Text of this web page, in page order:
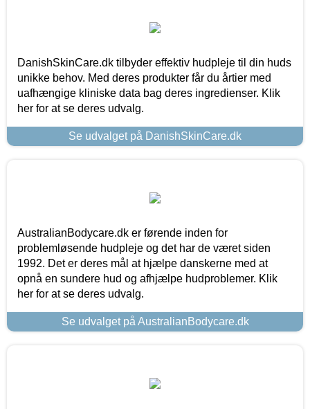
DanishSkinCare.dk tilbyder effektiv hudpleje til din huds
unikke behov. Med deres produkter får du årtier med
uafhængige kliniske data bag deres ingredienser. Klik
her for at se deres udvalg.
Se udvalget på DanishSkinCare.dk
AustralianBodycare.dk er førende inden for
problemløsende hudpleje og det har de været siden
1992. Det er deres mål at hjælpe danskerne med at
opnå en sundere hud og afhjælpe hudproblemer. Klik
her for at se deres udvalg.
Se udvalget på AustralianBodycare.dk